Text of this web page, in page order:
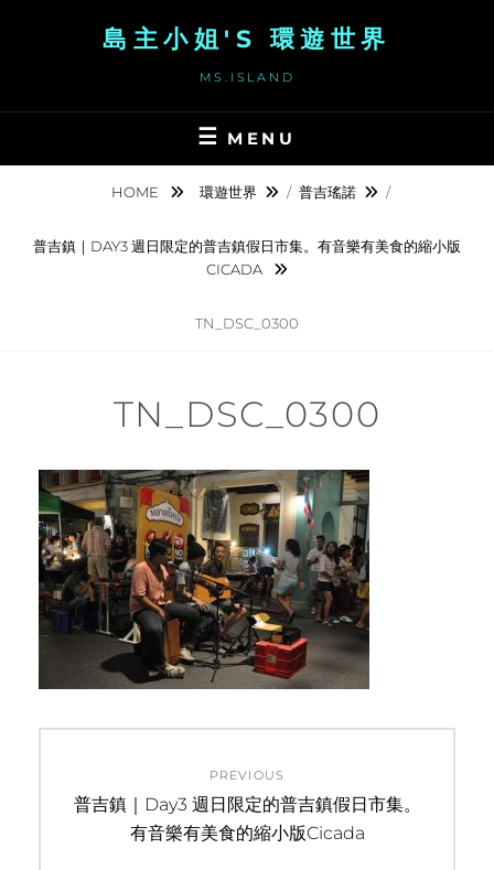
島主小姐'S 環遊世界
MS.ISLAND
MENU
HOME 環遊世界 / 普吉瑤諾 /
普吉鎮｜DAY3 週日限定的普吉鎮假日市集。有音樂有美食的縮小版
CICADA
TN_DSC_0300
TN_DSC_0300
PREVIOUS
Previous
普吉鎮｜Day3 週日限定的普吉鎮假日市集。
有音樂有美食的縮小版Cicada